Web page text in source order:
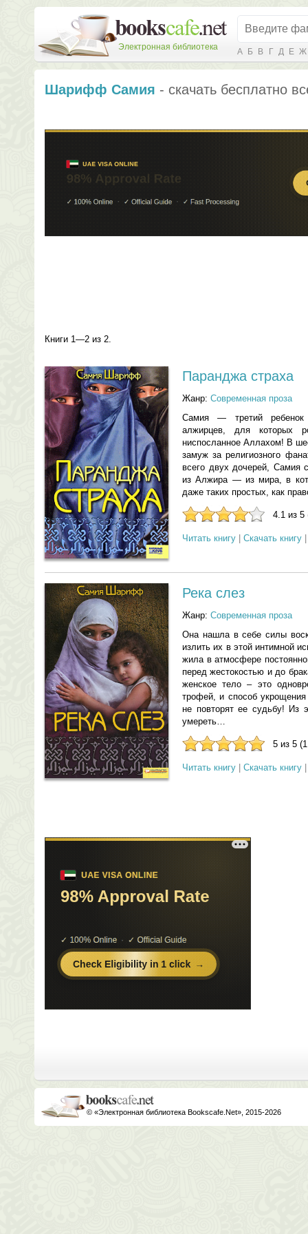
Электронная библиотека А Б В Г Д Е Ж
Шарифф Самия - скачать бесплатно
Книги 1—2 из 2.
Паранджа страха
Жанр: Современная проза
Самия — третий
алжирцев, для которых
ниспосланное Аллахом! В
замуж за религиозного
всего двух дочерей, Самия
из Алжира — из мира, в
даже таких простых, как
4.1 из 5
Читать книгу Скачать книгу
Река слез
Жанр: Современная проза
Она нашла в себе силы
излить их в этой интимной
жила в атмосфере
перед жестокостью и до
женское тело – это
трофей, и способ
не повторят ее судьбу! Из
умереть…
5 из 5
Читать книгу Скачать книгу
© «Электронная библиотека Bookscafe.Net», 2015-2026